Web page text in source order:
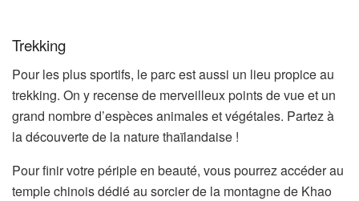
Trekking
Pour les plus sportifs, le parc est aussi un lieu propice au
trekking. On y recense de merveilleux points de vue et un
grand nombre d’espèces animales et végétales. Partez à
la découverte de la nature thaïlandaise !
Pour finir votre périple en beauté, vous pourrez accéder au
temple chinois dédié au sorcier de la montagne de Khao